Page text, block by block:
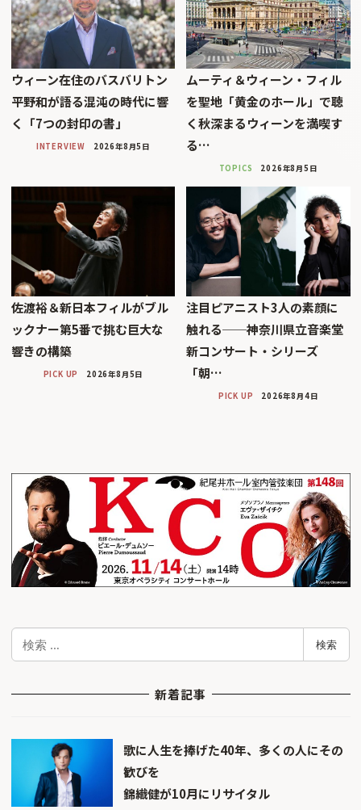
ウィーン在住のバスバリトン
平野和が語る混沌の時代に響
く「7つの封印の書」
INTERVIEW 2026年8月5日
ムーティ＆ウィーン・フィル
を聖地「黄金のホール」で聴
く秋深まるウィーンを満喫す
る…
TOPICS 2026年8月5日
佐渡裕＆新日本フィルがブル
ックナー第5番で挑む巨大な
響きの構築
PICK UP 2026年8月5日
注目ピアニスト3人の素顔に
触れる──神奈川県立音楽堂
新コンサート・シリーズ
「朝…
PICK UP 2026年8月4日
検
検索
新着記事
歌に人生を捧げた40年、多くの人にその
歓びを
錦織健が10月にリサイタル